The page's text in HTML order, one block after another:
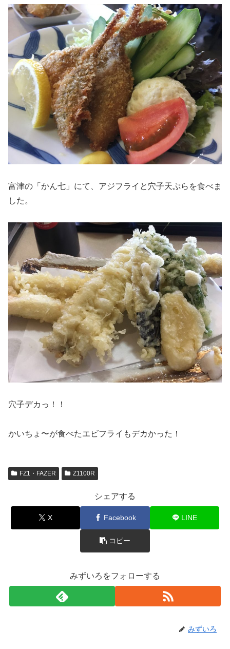
富津の「かん七」にて、アジフライと穴子天ぷらを食べま
した。
穴子デカっ！！
かいちょ〜が食べたエビフライもデカかった！
FZ1・FAZER Z1100R
シェアする
X Facebook LINE
コピー
みずいろをフォローする
みずいろ